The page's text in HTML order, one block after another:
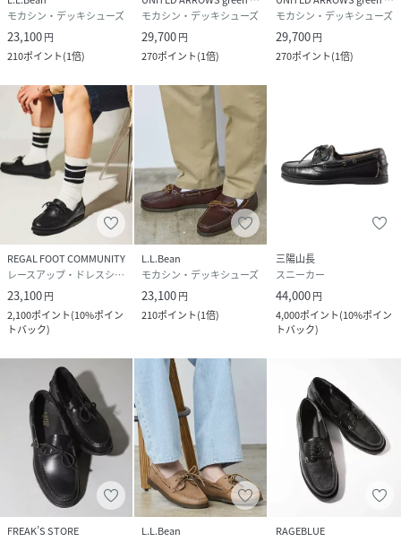
※湿度の高い時等は、カビ発生の原因にもなりますので、ビ
ニール等の通気性の悪いものに入れて保管することはお避け
下さい。
※撮影環境による光の当たり具合やパソコン・スマートフォ
ンなどの閲覧環境によって、実際の色味と異なって見える場
合があります。
商品の色味は商品単体で撮影した画像をご参照ください。
※画像の商品はサンプルです。
実際の商品と仕様、加工、サイズが若干異なる場合がござ
います。
性別タイプ メンズ
原産国
素材
サイズ 2、3、5、7
品番
RR9136_115900015
115900015-28-02 RR9136
モカシン・デッキシューズ
23,100円
210ポイント(1倍)
モカシン・デッキシューズ
29,700円
270ポイント(1倍)
モカシン・デッキシューズ
29,700円
270ポイント(1倍)
REGAL FOOT COMMUNITY
レースアップ・ドレスシューズ
23,100円
2,100ポイント(10%ポイン
トバック)
L.L.Bean
モカシン・デッキシューズ
23,100円
210ポイント(1倍)
三陽山長
スニーカー
44,000円
4,000ポイント(10%ポイン
トバック)
FREAK’S STORE
L.L.Bean
RAGEBLUE